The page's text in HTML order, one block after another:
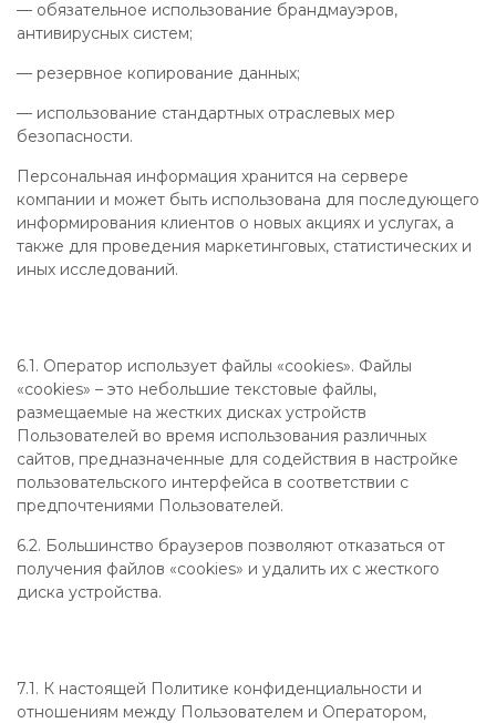
— обязательное использование брандмауэров,
антивирусных систем;
— резервное копирование данных;
— использование стандартных отраслевых мер
безопасности.
Персональная информация хранится на сервере
компании и может быть использована для последующего
информирования клиентов о новых акциях и услугах, а
также для проведения маркетинговых, статистических и
иных исследований.
6.1. Оператор использует файлы «cookies». Файлы
«cookies» – это небольшие текстовые файлы,
размещаемые на жестких дисках устройств
Пользователей во время использования различных
сайтов, предназначенные для содействия в настройке
пользовательского интерфейса в соответствии с
предпочтениями Пользователей.
6.2. Большинство браузеров позволяют отказаться от
получения файлов «cookies» и удалить их с жесткого
диска устройства.
7.1. К настоящей Политике конфиденциальности и
отношениям между Пользователем и Оператором,